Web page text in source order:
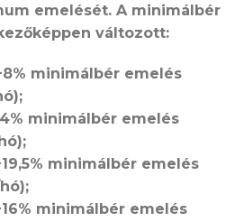
emelését. A minimálbér
változott:
minimálbér emelés
minimálbér emelés
minimálbér emelés
minimálbér emelés